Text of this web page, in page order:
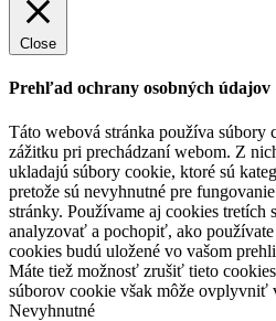
Close
Prehľad ochrany osobných údajov
Táto webová stránka používa súbory
zážitku pri prechádzaní webom. Z
ukladajú súbory cookie, ktoré sú
pretože sú nevyhnutné pre
stránky. Používame aj cookies tretích
analyzovať a pochopiť, ako
cookies budú uložené vo vašom
Máte tiež možnosť zrušiť tieto
súborov cookie však môže ovplyvniť
Nevyhnutné